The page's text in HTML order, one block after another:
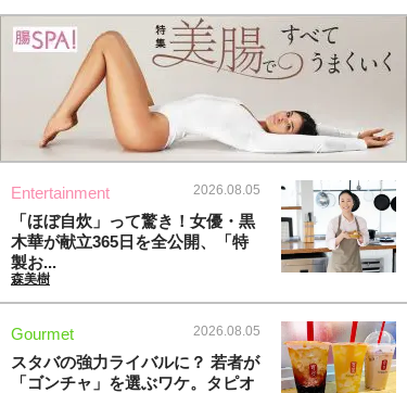
Entertainment 2026.08.05
「ほぼ自炊」って驚き！女優・黒
木華が献立365日を全公開、「特
製お...
森美樹
Gourmet 2026.08.05
スタバの強力ライバルに？ 若者が
「ゴンチャ」を選ぶワケ。タピオ